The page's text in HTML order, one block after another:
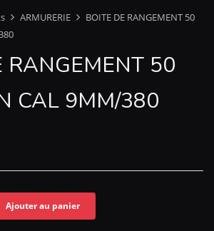
ARMURERIE
BOITE DE RANGEMENT 50
RANGEMENT 50
CAL 9MM/380
Ajouter au panier